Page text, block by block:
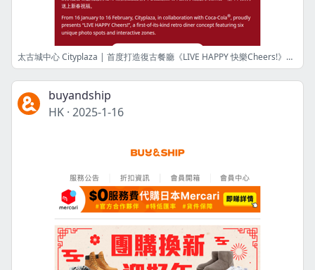
太古城中心 Cityplaza | 首度打造復古餐廳《LIVE HAPPY 快樂Cheers!》迎新春 Let’s Share New Year Joy at Retro Diner “LIVE HAPPY Cheers!”!!
buyandship
HK · 2025-1-16